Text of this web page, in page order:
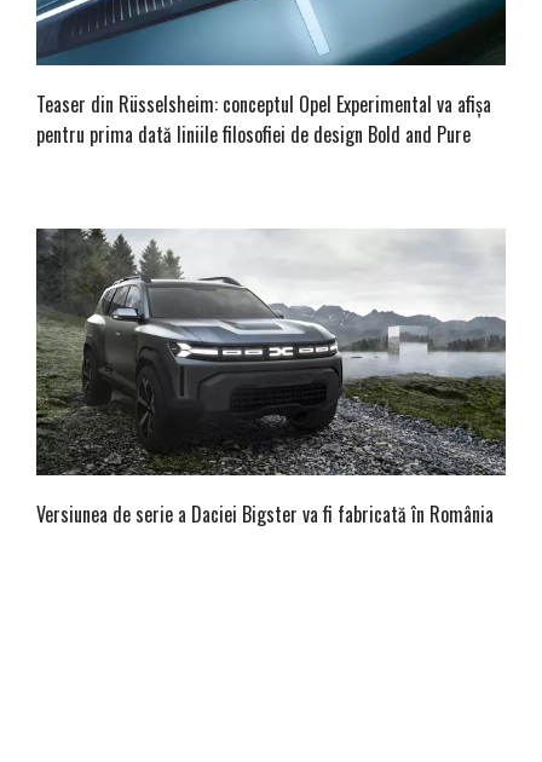
Teaser din Rüsselsheim: conceptul Opel Experimental va afișa
pentru prima dată liniile filosofiei de design Bold and Pure
Versiunea de serie a Daciei Bigster va fi fabricată în România